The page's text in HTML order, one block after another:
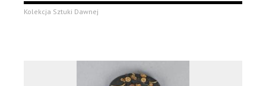
Kolekcja Sztuki Dawnej